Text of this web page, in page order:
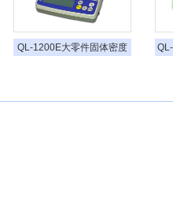
QL-1200E大零件固体密度